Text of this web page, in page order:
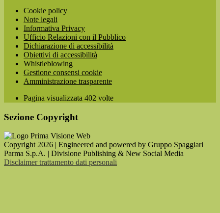
Cookie policy
Note legali
Informativa Privacy
Ufficio Relazioni con il Pubblico
Dichiarazione di accessibilità
Obiettivi di accessibilità
Whistleblowing
Gestione consensi cookie
Amministrazione trasparente
Pagina visualizzata 402 volte
Sezione Copyright
Copyright 2026 | Engineered and powered by Gruppo Spaggiari
Parma S.p.A. | Divisione Publishing & New Social Media
Disclaimer trattamento dati personali